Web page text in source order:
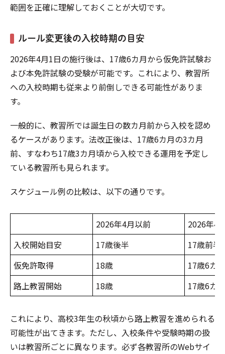
範囲を正確に理解しておくことが大切です。
ルール変更後の入校時期の目安
2026年4月1日の施行後は、17歳6カ月から仮免許試験お
よび本免許試験の受験が可能です。これにより、教習所
への入校時期も従来より前倒しできる可能性がありま
す。
一般的に、教習所では誕生日の数カ月前から入校を認め
るケースがあります。法改正後は、17歳6カ月の3カ月
前、すなわち17歳3カ月頃から入校できる運用を予定し
ている教習所も見られます。
スケジュール例の比較は、以下の通りです。
2026年4月以前
2026年4
入校開始目安
17歳後半
17歳前半
仮免許取得
18歳
17歳6カ月
路上教習開始
18歳 17歳6カ月
これにより、高校3年生の秋頃から路上教習を進められる
可能性が出てきます。ただし、入校条件や受験時期の扱
いは教習所ごとに異なります。必ず各教習所のWebサイ